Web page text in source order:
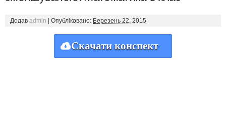
Додав admin Опубліковано: Березень 22, 2015
Скачати конспект